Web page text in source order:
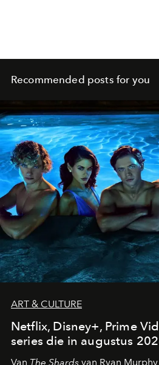
Recommended posts for you
ART & CULTURE
Netflix, Disney+, Prime
series die in augustus
Van The Shards van Ryan